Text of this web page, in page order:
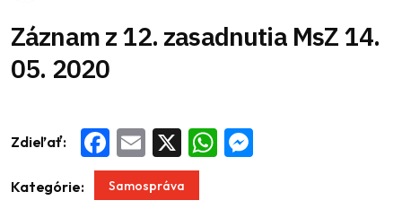
Záznam z 12. zasadnutia MsZ 14.
05. 2020
Zdieľať: Facebook
Email WhatsApp
Kategórie: Samospráva